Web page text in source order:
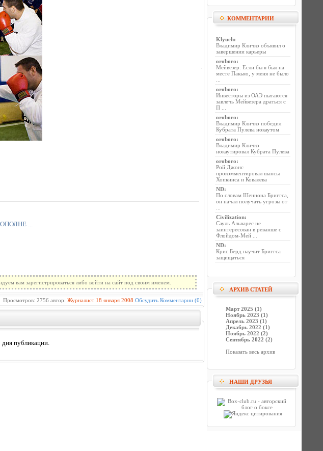
...
вам зарегистрироваться либо войти на сайт под своим именем.
Просмотров: 2756 автор: Журналист 18 января 2008 Обсудить Комментарии (0)
дня публикации.
КОММЕНТАРИИ
Klyuch:
Владимир Кличко объявил о
завершении карьеры
oroboro:
Мейвезер: Если бы я был на
месте Пакьяо, у меня не было
oroboro:
Инвесторы из ОАЭ пытаются
завлечь Мейвезера драться с
П ...
oroboro:
Владимир Кличко победил
Кубрата Пулева нокаутом
oroboro:
Владимир Кличко
нокаутировал Кубрата Пулева
oroboro:
Рой Джонс
прокомментировал шансы
Хопкинса и Ковалева
ND:
По словам Шеннона Бриггса,
он начал получать угрозы от
Civilization:
Сауль Альварес не
заинтересован в реванше с
Флойдом-Мей ...
ND:
Крис Берд научит Бриггса
защищаться
АРХИВ СТАТЕЙ
Март 2025 (1)
Ноябрь 2023 (1)
Апрель 2023 (1)
Декабрь 2022 (1)
Ноябрь 2022 (2)
Сентябрь 2022 (2)
Показать весь архив
НАШИ ДРУЗЬЯ